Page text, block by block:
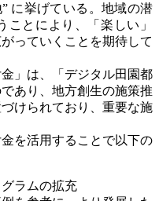
に挙げている。地域の潜
とにより、「楽しい」
っていくことを期待して
」は、「デジタル田園都
あり、地方創生の施策推
けられており、重要な施
を活用することで以下の
ラムの拡充